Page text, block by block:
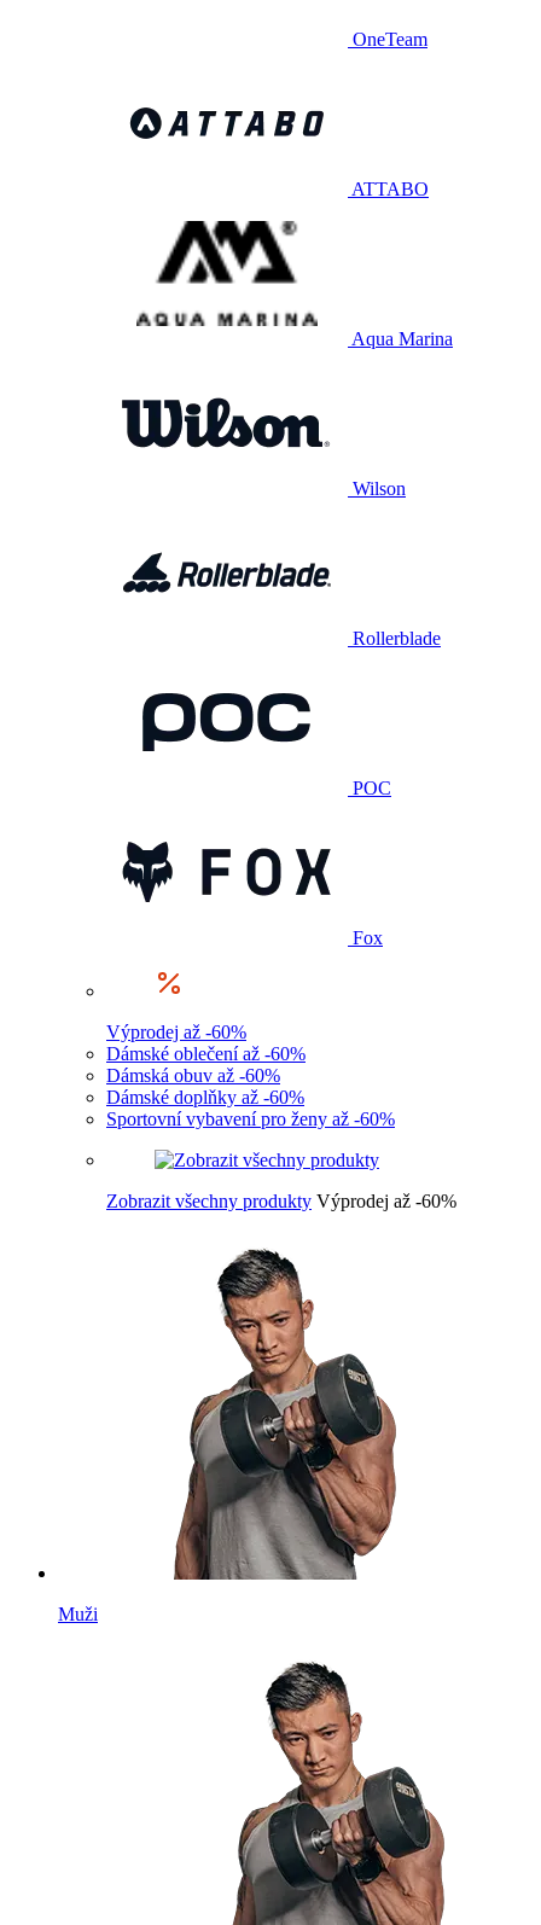
OneTeam
ATTABO
Aqua Marina
Wilson
Rollerblade
POC
Fox
Výprodej až -60%
Dámské oblečení až -60%
Dámská obuv až -60%
Dámské doplňky až -60%
Sportovní vybavení pro ženy až -60%
Zobrazit všechny produkty Výprodej až -60%
Muži